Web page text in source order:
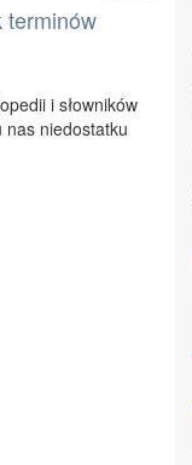
terminów
i słowników
nas niedostatku